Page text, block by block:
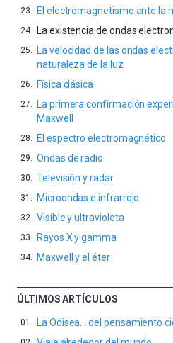
El electromagnetismo ante la
La existencia de ondas
La velocidad de las ondas
naturaleza de la luz
Física clásica
La primera confirmación
Maxwell
El espectro electromagnético
Ondas de radio
Televisión y radar
Microondas e infrarrojo
Visible y ultravioleta
Rayos X y gamma
Maxwell y el éter
ÚLTIMOS ARTÍCULOS
La Odisea… del pensamiento